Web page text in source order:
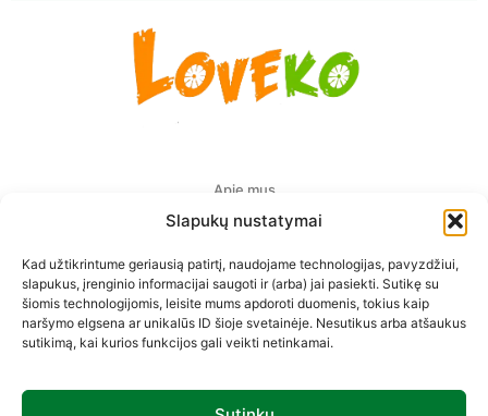
Slapukų nustatymai
Kad užtikrintume geriausią patirtį, naudojame technologijas, pavyzdžiui,
slapukus, įrenginio informacijai saugoti ir (arba) jai pasiekti. Sutikę su
šiomis technologijomis, leisite mums apdoroti duomenis, tokius kaip
naršymo elgsena ar unikalūs ID šioje svetainėje. Nesutikus arba atšaukus
sutikimą, kai kurios funkcijos gali veikti netinkamai.
Apie mus
Pristatymas Europoje
Privatumo politika
Prekių pirkimo-pardavimo taisyklės